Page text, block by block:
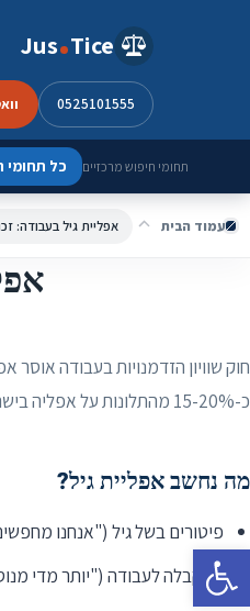
פתח סרגל נגישות
Jus Tice
0525101555
תחומי חיפוש מרכזיים כל
עמוד הבית אפליית גיל בעבודה:
כ-15-20% מהתלונות על אפליה בישראל נוגעות לגיל. הפיצוי: עד 50,000 ₪ ללא הוכחת נזק.
מה נחשב אפליית גיל?
פיטורים בשל גיל ("אנחנו
אי-קבלה לעבודה ("יותר מדי